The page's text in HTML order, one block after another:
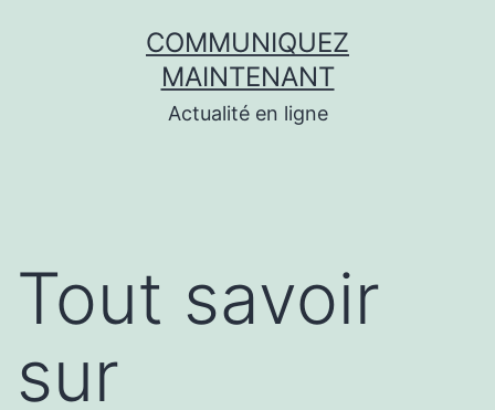
COMMUNIQUEZ
MAINTENANT
Actualité en ligne
Tout savoir
sur